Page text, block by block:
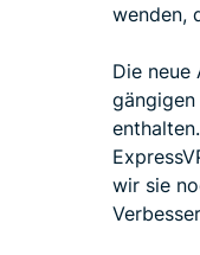
wenden,
Die neue
wir sie